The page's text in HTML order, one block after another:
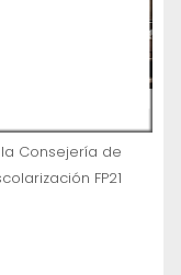
Consejería de
FP21